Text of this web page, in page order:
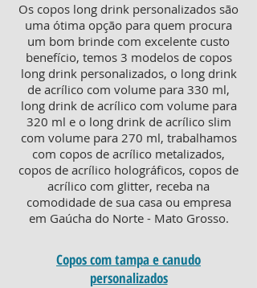
Os copos long drink personalizados são
uma ótima opção para quem procura
um bom brinde com excelente custo
benefício, temos 3 modelos de copos
long drink personalizados, o long drink
de acrílico com volume para 330 ml,
long drink de acrílico com volume para
320 ml e o long drink de acrílico slim
com volume para 270 ml, trabalhamos
com copos de acrílico metalizados,
copos de acrílico holográficos, copos de
acrílico com glitter, receba na
comodidade de sua casa ou empresa
em Gaúcha do Norte - Mato Grosso.
Copos com tampa e canudo
personalizados